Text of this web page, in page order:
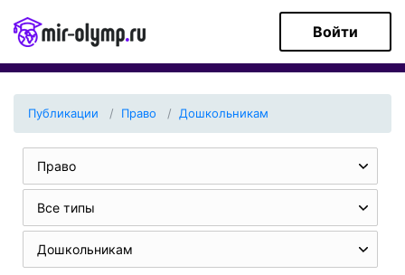
Войти
Публикации Право Дошкольникам
Право
Все типы
Дошкольникам